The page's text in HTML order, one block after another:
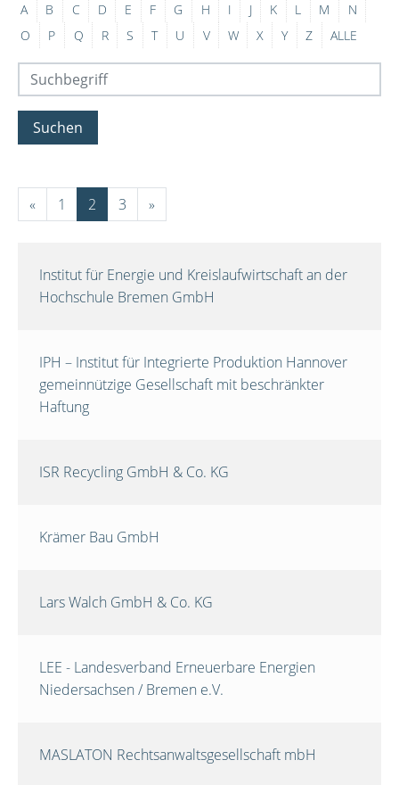
A B C D E F G H I J K L M
N
O
P Q R S T U V W X Y Z ALLE
Suchen
« 1 2 3 »
Institut für Energie und Kreislaufwirtschaft an der
Hochschule Bremen GmbH
IPH – Institut für Integrierte Produktion Hannover
gemeinnützige Gesellschaft mit beschränkter
Haftung
ISR Recycling GmbH & Co. KG
Krämer Bau GmbH
Lars Walch GmbH & Co. KG
LEE - Landesverband Erneuerbare Energien
Niedersachsen / Bremen e.V.
MASLATON Rechtsanwaltsgesellschaft mbH